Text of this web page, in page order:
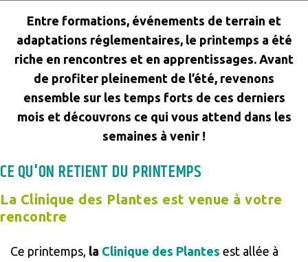
Entre formations, événements de terrain et
adaptations réglementaires, le printemps a été
riche en rencontres et en apprentissages. Avant
de profiter pleinement de l’été, revenons
ensemble sur les temps forts de ces derniers
mois et découvrons ce qui vous attend dans les
semaines à venir !
CE QU'ON RETIENT DU PRINTEMPS
La Clinique des Plantes est venue à votre
rencontre
Ce printemps, la Clinique des Plantes est allée à